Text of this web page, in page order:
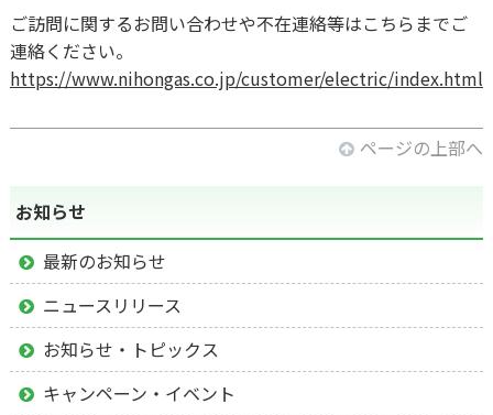
ご訪問に関するお問い合わせや不在連絡等はこちらまでご
連絡ください。
https://www.nihongas.co.jp/customer/electric/index.html
ページの上部へ
お知らせ
最新のお知らせ
ニュースリリース
お知らせ・トピックス
キャンペーン・イベント